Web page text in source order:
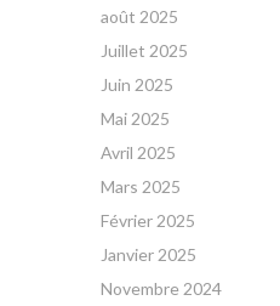
août 2025
Juillet 2025
Juin 2025
Mai 2025
Avril 2025
Mars 2025
Février 2025
Janvier 2025
Novembre 2024